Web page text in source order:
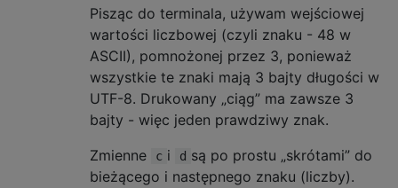
Pisząc do terminala, używam wejściowej
wartości liczbowej (czyli znaku - 48 w
ASCII), pomnożonej przez 3, ponieważ
wszystkie te znaki mają 3 bajty długości w
UTF-8. Drukowany „ciąg” ma zawsze 3
bajty - więc jeden prawdziwy znak.
Zmienne
c i d są po prostu „skrótami” do
bieżącego i następnego znaku (liczby).